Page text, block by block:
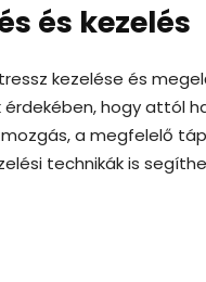
és kezelés
kezelése és
érdekében, hogy attól
a megfelelő
technikák is